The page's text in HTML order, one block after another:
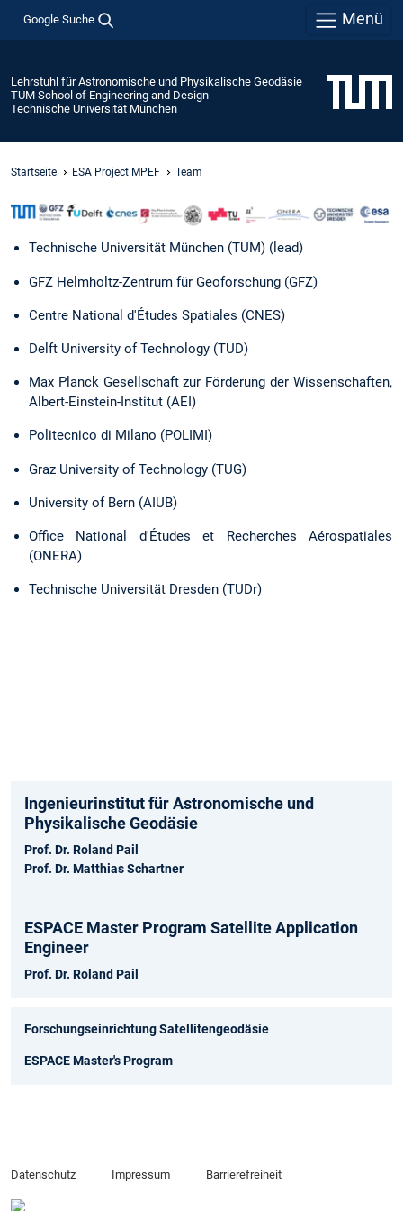
Google Suche Menü
Lehrstuhl für Astronomische und Physikalische Geodäsie
TUM School of Engineering and Design
Technische Universität München
Startseite ESA Project MPEF Team
Technische Universität München (TUM) (lead)
GFZ Helmholtz-Zentrum für Geoforschung (GFZ)
Centre National d'Études Spatiales (CNES)
Delft University of Technology (TUD)
Max Planck Gesellschaft zur Förderung der Wissenschaften,
Albert-Einstein-Institut (AEI)
Politecnico di Milano (POLIMI)
Graz University of Technology (TUG)
University of Bern (AIUB)
Office National d'Études et Recherches Aérospatiales
(ONERA)
Technische Universität Dresden (TUDr)
Ingenieurinstitut für Astronomische und
Physikalische Geodäsie
Prof. Dr. Roland Pail
Prof. Dr. Matthias Schartner
ESPACE Master Program Satellite Application
Engineer
Prof. Dr. Roland Pail
Forschungseinrichtung Satellitengeodäsie
ESPACE Master's Program
Datenschutz Impressum Barrierefreiheit